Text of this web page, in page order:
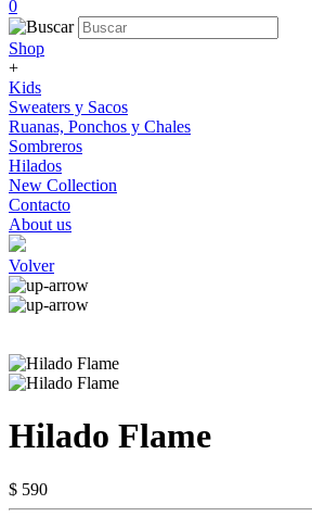
0
Shop
+
Kids
Sweaters y Sacos
Ruanas, Ponchos y Chales
Sombreros
Hilados
New Collection
Contacto
About us
Volver
Hilado Flame
$ 590